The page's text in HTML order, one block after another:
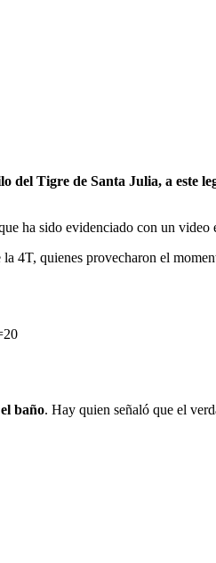
del Tigre de Santa Julia, a este
ha sido evidenciado con un video
4T, quienes provecharon el
baño. Hay quien señaló que el